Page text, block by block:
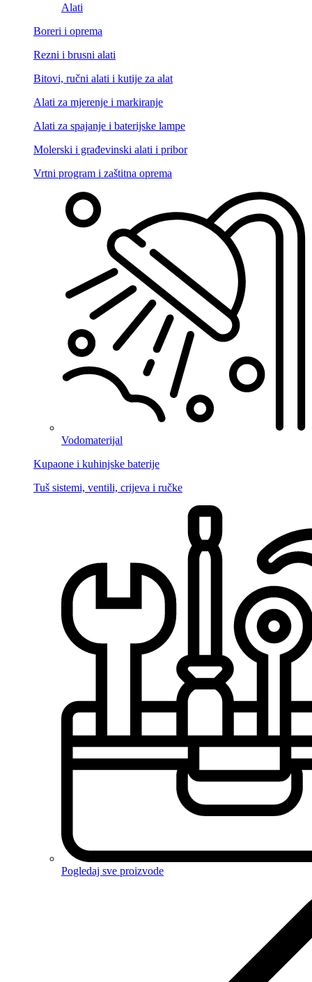
Alati
Boreri i oprema
Rezni i brusni alati
Bitovi, ručni alati i kutije za alat
Alati za mjerenje i markiranje
Alati za spajanje i baterijske lampe
Molerski i građevinski alati i pribor
Vrtni program i zaštitna oprema
Vodomaterijal
Kupaone i kuhinjske baterije
Tuš sistemi, ventili, crijeva i ručke
Pogledaj sve proizvode